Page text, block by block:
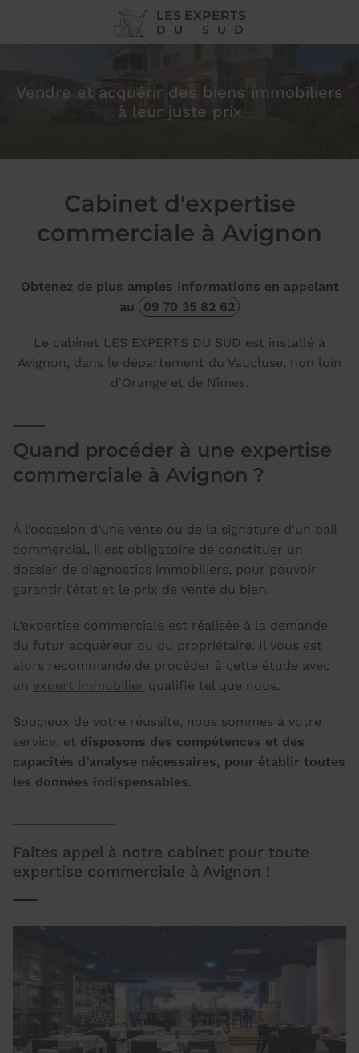
Vendre et acquérir des biens immobiliers
à leur juste prix
Cabinet d'expertise
commerciale à Avignon
Obtenez de plus amples informations en appelant
au 09 70 35 82 62
Le cabinet LES EXPERTS DU SUD est installé à
Avignon, dans le département du Vaucluse, non loin
d'Orange et de Nîmes.
Quand procéder à une expertise
commerciale à Avignon ?
À l’occasion d’une vente ou de la signature d'un bail
commercial, il est obligatoire de constituer un
dossier de diagnostics immobiliers, pour pouvoir
garantir l’état et le prix de vente du bien.
L’expertise commerciale est réalisée à la demande
du futur acquéreur ou du propriétaire. Il vous est
alors recommandé de procéder à cette étude avec
un expert immobilier qualifié tel que nous.
Soucieux de votre réussite, nous sommes à votre
service, et disposons des compétences et des
capacités d’analyse nécessaires, pour établir toutes
les données indispensables.
Faites appel à notre cabinet pour toute
expertise commerciale à Avignon !
LES EXPERTS
DU SUD